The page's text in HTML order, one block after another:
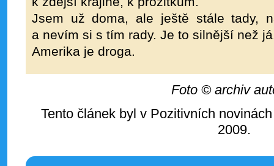
Jsem už doma, ale ještě stále tady,
a nevím si s tím rady. Je to silnější než
Amerika je droga.
Foto © archiv
Tento článek byl v Pozitivních
2009.